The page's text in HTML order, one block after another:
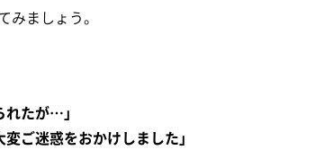
ましょう。
れたが…」
ご迷惑をおかけしました」